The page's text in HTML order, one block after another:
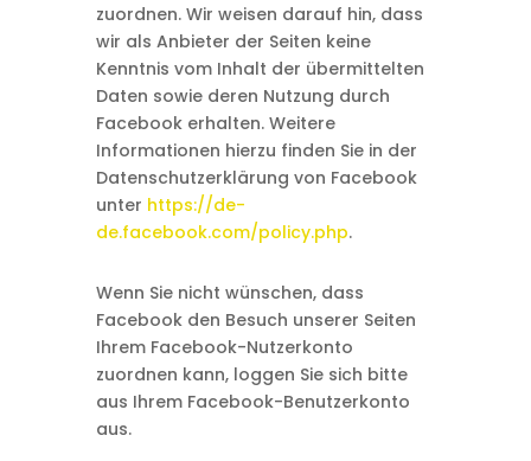
zuordnen. Wir weisen darauf hin, dass
wir als Anbieter der Seiten keine
Kenntnis vom Inhalt der übermittelten
Daten sowie deren Nutzung durch
Facebook erhalten. Weitere
Informationen hierzu finden Sie in der
Datenschutzerklärung von Facebook
unter https://de-
de.facebook.com/policy.php.
Wenn Sie nicht wünschen, dass
Facebook den Besuch unserer Seiten
Ihrem Facebook-Nutzerkonto
zuordnen kann, loggen Sie sich bitte
aus Ihrem Facebook-Benutzerkonto
aus.